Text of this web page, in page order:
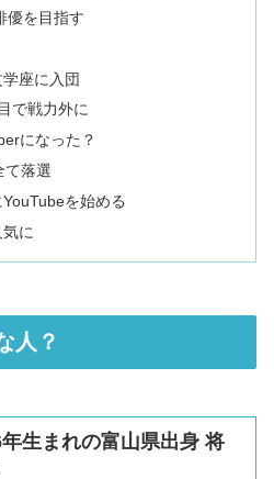
優を目指す
座に入団
で戦力外に
になった？
て落選
を始める
に
人？
生まれの富山県出身 将